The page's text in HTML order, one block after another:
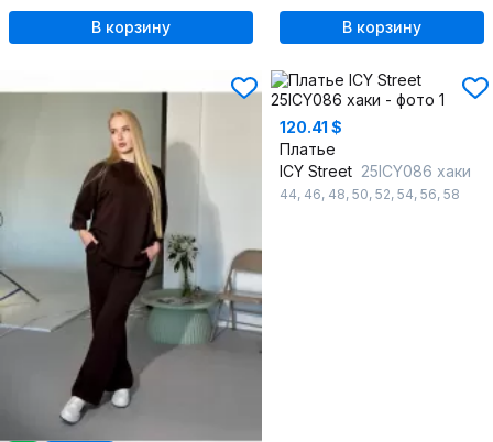
В корзину В корзину
120.41 $
Платье
ICY Street 25ICY086 хаки
44, 46, 48, 50, 52, 54, 56, 58